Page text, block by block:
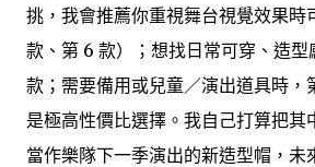
挑，我會推薦你重視舞台視覺效果時
款、第 6 款）；想找日常可穿、造型
款；需要備用或兒童／演出道具時，
是極高性價比選擇。我自己打算把其
當作樂隊下一季演出的新造型帽，未